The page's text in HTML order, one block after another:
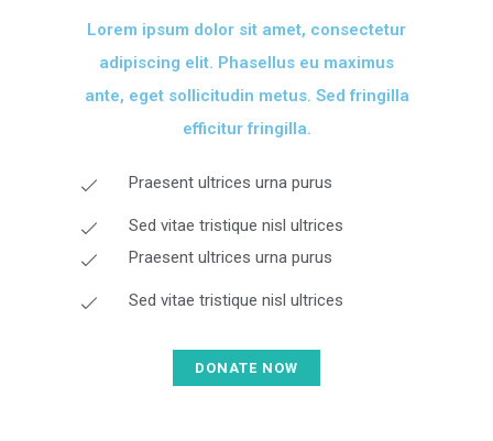
Lorem ipsum dolor sit amet, consectetur
adipiscing elit. Phasellus eu maximus
ante, eget sollicitudin metus. Sed fringilla
efficitur fringilla.
Praesent ultrices urna purus
Sed vitae tristique nisl ultrices
Praesent ultrices urna purus
Sed vitae tristique nisl ultrices
DONATE NOW